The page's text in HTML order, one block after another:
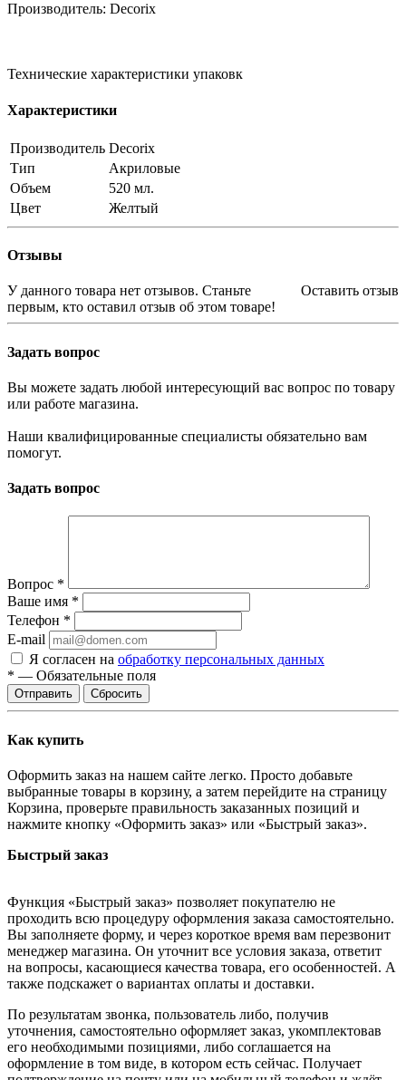
Производитель: Decorix
Технические характеристики упаковк
Характеристики
Производитель Decorix
Тип
Акриловые
Объем
520 мл.
Цвет
Желтый
Отзывы
Оставить отзыв
У данного товара нет отзывов. Станьте
первым, кто оставил отзыв об этом товаре!
Задать вопрос
Вы можете задать любой интересующий вас вопрос по товару
или работе магазина.
Наши квалифицированные специалисты обязательно вам
помогут.
Задать вопрос
Вопрос *
Ваше имя *
Телефон *
E-mail
Я согласен на обработку персональных данных
* — Обязательные поля
Сбросить
Как купить
Оформить заказ на нашем сайте легко. Просто добавьте
выбранные товары в корзину, а затем перейдите на страницу
Корзина, проверьте правильность заказанных позиций и
нажмите кнопку «Оформить заказ» или «Быстрый заказ».
Быстрый заказ
Функция «Быстрый заказ» позволяет покупателю не
проходить всю процедуру оформления заказа самостоятельно.
Вы заполняете форму, и через короткое время вам перезвонит
менеджер магазина. Он уточнит все условия заказа, ответит
на вопросы, касающиеся качества товара, его особенностей. А
также подскажет о вариантах оплаты и доставки.
По результатам звонка, пользователь либо, получив
уточнения, самостоятельно оформляет заказ, укомплектовав
его необходимыми позициями, либо соглашается на
оформление в том виде, в котором есть сейчас. Получает